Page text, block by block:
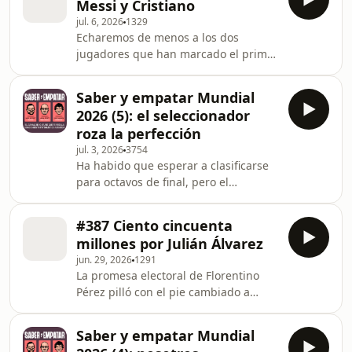
choices. Visit
megaphone.fm/adchoices
Messi y Cristiano
jul. 6, 2026 1329
Echaremos de menos a los dos
jugadores que han marcado el primer
méritos y virtudes, que ha
experimentado un inesperado
repunte en esta Copa del Mundo.
Artistas invitados (por orden de
aparición): Raúl Fuentes, Emilio
Contreras, Carlos Pozuelo, [Cabecera:
Jesús Gallego, Joseba Larrañaga,
Quique Iglesias, Juan Antonio Alca
Saber y empatar Mundial
2026 (5): el seleccionador
roza la perfección
jul. 3, 20263754
Ha habido que esperar a clasificarse
para octavos de final, pero el
aficionados de la Selección española
quieren escuchar. Learn more about
your ad choices. Visit
megaphone.fm/adchoices
#387 Ciento cincuenta
millones por Julián Álvarez
jun. 29, 2026 1291
La promesa electoral de Florentino
Pérez pilló con el pie cambiado a
Vitinha y Olise. La oferta del Real
Saber y empatar Mundial